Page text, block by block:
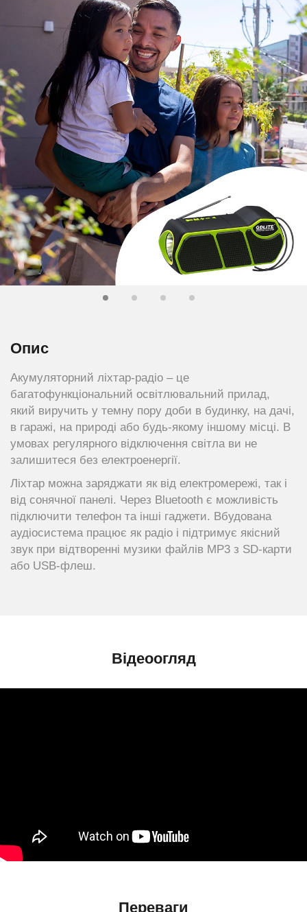
Опис
Акумуляторний ліхтар-радіо – це
багатофункціональний освітлювальний прилад,
який виручить у темну пору доби в будинку, на дачі,
в гаражі, на природі або будь-якому іншому місці. В
умовах регулярного відключення світла ви не
залишитеся без електроенергії.
Ліхтар можна заряджати як від електромережі, так і
від сонячної панелі. Через Bluetooth є можливість
підключити телефон та інші гаджети. Вбудована
аудіосистема працює як радіо і підтримує якісний
звук при відтворенні музики файлів МР3 з SD-карти
або USB-флеш.
Відеоогляд
Переваги